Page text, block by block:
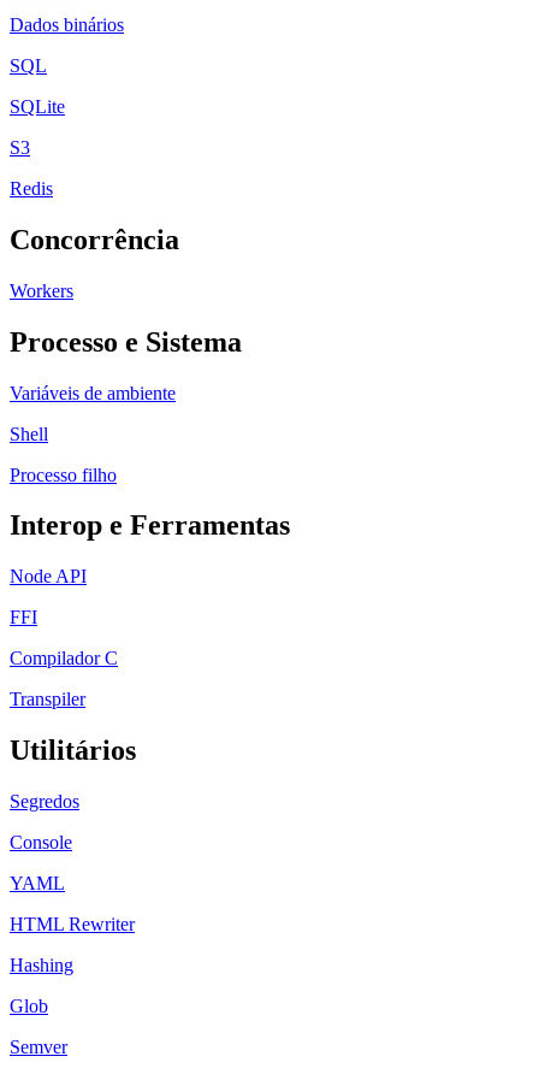
Dados binários
SQL
SQLite
S3
Redis
Concorrência
Workers
Processo e Sistema
Variáveis de ambiente
Shell
Processo filho
Interop e Ferramentas
Node API
FFI
Compilador C
Transpiler
Utilitários
Segredos
Console
YAML
HTML Rewriter
Hashing
Glob
Semver